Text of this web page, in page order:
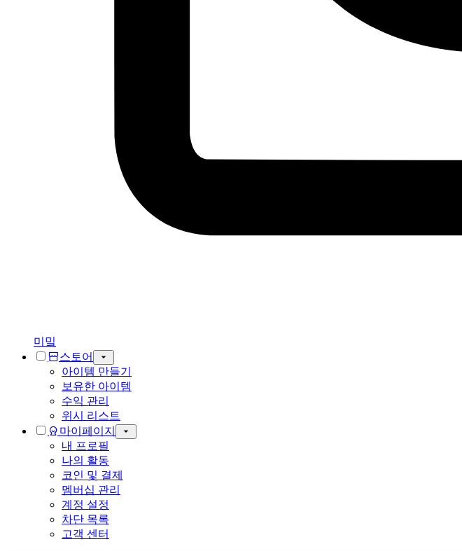
미밐
스토어
아이템 만들기
보유한 아이템
수익 관리
위시 리스트
마이페이지
내 프로필
나의 활동
코인 및 결제
멤버십 관리
계정 설정
차단 목록
고객 센터